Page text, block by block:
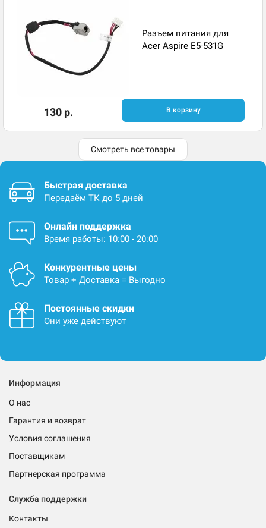
Разъем питания для
Acer Aspire E5-531G
130 р. В корзину
Смотреть все товары
Быстрая доставка
Передаём ТК до 5 дней
Онлайн поддержка
Время работы: 10:00 - 20:00
Конкурентные цены
Товар + Доставка = Выгодно
Постоянные скидки
Они уже действуют
Информация
О нас
Гарантия и возврат
Условия соглашения
Поставщикам
Партнерская программа
Служба поддержки
Контакты